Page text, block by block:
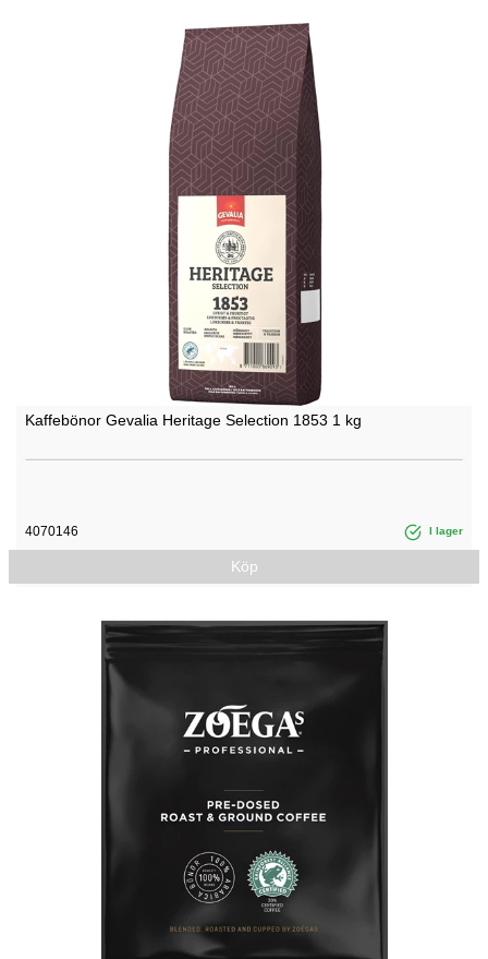
Kaffebönor Gevalia Heritage Selection 1853 1 kg
4070146 I lager
Köp